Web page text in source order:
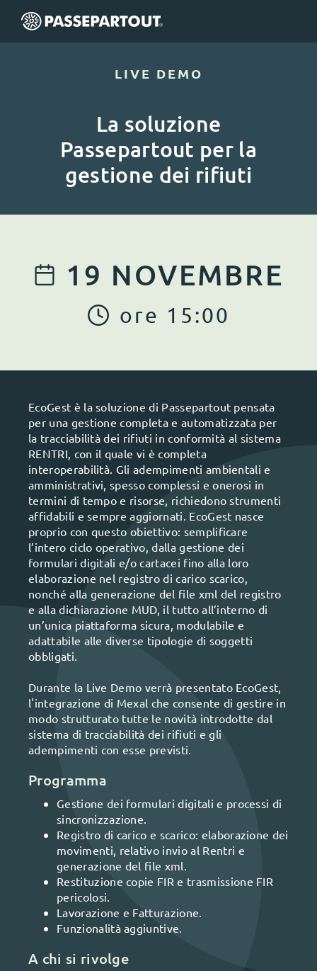
LIVE DEMO
La soluzione
Passepartout per la
gestione dei rifiuti
19 NOVEMBRE
ore 15:00
EcoGest è la soluzione di Passepartout pensata
per una gestione completa e automatizzata per
la tracciabilità dei rifiuti in conformità al sistema
RENTRI, con il quale vi è completa
interoperabilità. Gli adempimenti ambientali e
amministrativi, spesso complessi e onerosi in
termini di tempo e risorse, richiedono strumenti
affidabili e sempre aggiornati. EcoGest nasce
proprio con questo obiettivo: semplificare
l’intero ciclo operativo, dalla gestione dei
formulari digitali e/o cartacei fino alla loro
elaborazione nel registro di carico scarico,
nonché alla generazione del file xml del registro
e alla dichiarazione MUD, il tutto all’interno di
un’unica piattaforma sicura, modulabile e
adattabile alle diverse tipologie di soggetti
obbligati.
Durante la Live Demo verrà presentato EcoGest,
l'integrazione di Mexal che consente di gestire in
modo strutturato tutte le novità introdotte dal
sistema di tracciabilità dei rifiuti e gli
adempimenti con esse previsti.
Programma
Gestione dei formulari digitali e processi di
sincronizzazione.
Registro di carico e scarico: elaborazione dei
movimenti, relativo invio al Rentri e
generazione del file xml.
Restituzione copie FIR e trasmissione FIR
pericolosi.
Lavorazione e Fatturazione.
Funzionalità aggiuntive.
A chi si rivolge